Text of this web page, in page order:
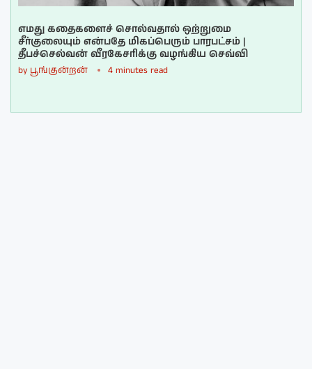
எமது கதைகளைச் சொல்வதால் ஒற்றுமை
சீர்குலையும் என்பதே மிகப்பெரும் பாரபட்சம் |
தீபச்செல்வன் வீரகேசரிக்கு வழங்கிய செவ்வி
by பூங்குன்றன் 4 minutes read